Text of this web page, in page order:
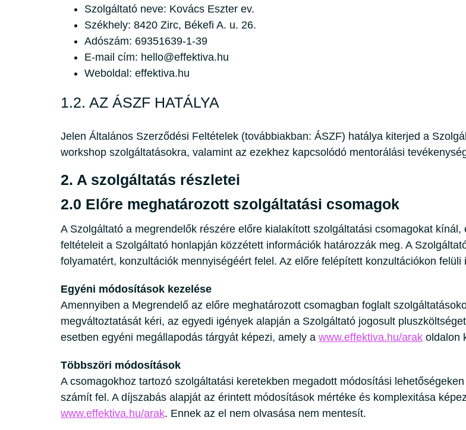
Szolgáltató neve: Kovács Eszter ev.
Székhely: 8420 Zirc, Békefi A. u. 26.
Adószám: 69351639-1-39
E-mail cím: hello@effektiva.hu
Weboldal: effektiva.hu
1.2. AZ ÁSZF HATÁLYA
Jelen Általános Szerződési Feltételek (továbbiakban: ÁSZF) hatálya kiterjed a
workshop szolgáltatásokra, valamint az ezekhez kapcsolódó mentorálási
2. A szolgáltatás részletei
2.0 Előre meghatározott szolgáltatási csomagok
A Szolgáltató a megrendelők részére előre kialakított szolgáltatási csomagokat
feltételeit a Szolgáltató honlapján közzétett információk határozzák meg. A
folyamatért, konzultációk mennyiségéért felel. Az előre felépített konzultációkon
Egyéni módosítások kezelése
Amennyiben a Megrendelő az előre meghatározott csomagban foglalt
megváltoztatását kéri, az egyedi igények alapján a Szolgáltató jogosult
esetben egyéni megállapodás tárgyát képezi, amely a www.effektiva.hu/arak oldalon
Többszöri módosítások
A csomagokhoz tartozó szolgáltatási keretekben megadott módosítási
számít fel. A díjszabás alapját az érintett módosítások mértéke és komplexitása
www.effektiva.hu/arak. Ennek az el nem olvasása nem mentesít.